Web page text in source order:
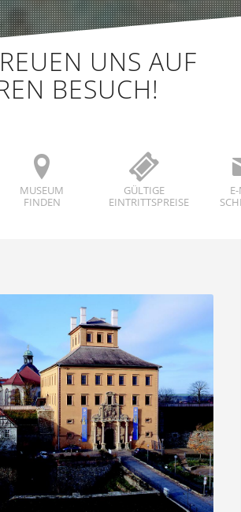
UNS AUF
BESUCH!
MUSEUM
FINDEN
GÜLTIGE
EINTRITTSPREISE